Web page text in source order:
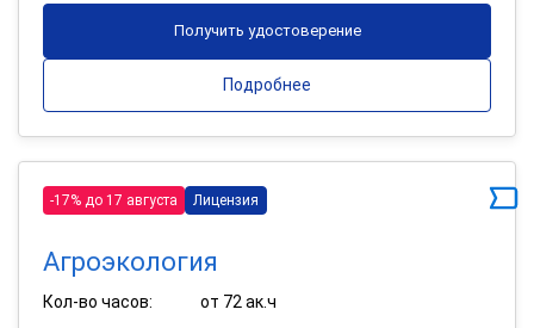
Получить удостоверение
Подробнее
-17% до 17 августа Лицензия
Агроэкология
Кол-во часов:
от 72 ак.ч